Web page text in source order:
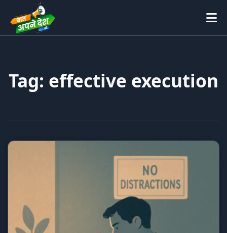
Tag: effective execution